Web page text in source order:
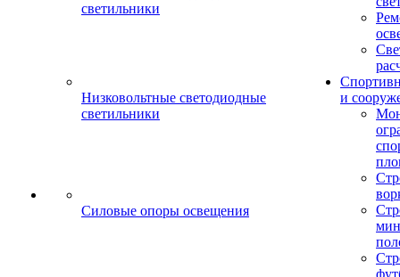
светильники
Низковольтные светодиодные
светильники
Силовые опоры освещения
и